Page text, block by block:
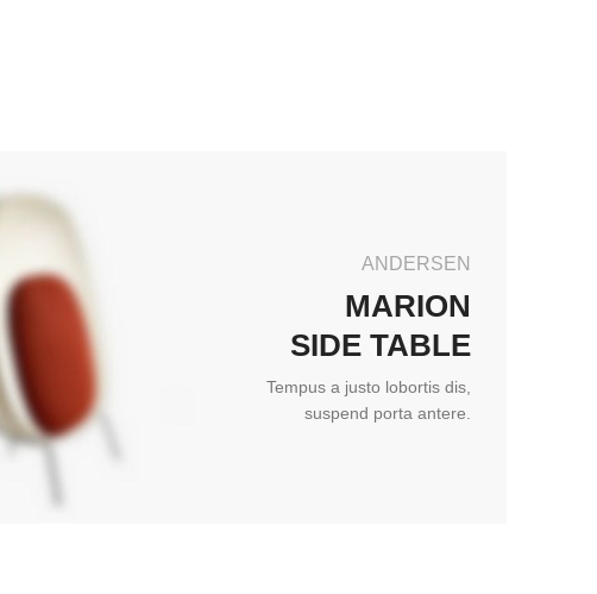
ANDERSEN
MARION
SIDE TABLE
Tempus a justo lobortis dis,
suspend porta antere.